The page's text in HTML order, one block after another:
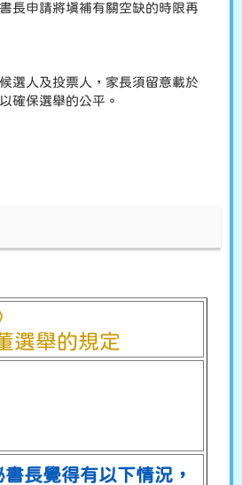
長申請將填補有關空缺的時限再
選人及投票人，家長須留意載於
確保選舉的公平。
選舉的規定
長覺得有以下情況，